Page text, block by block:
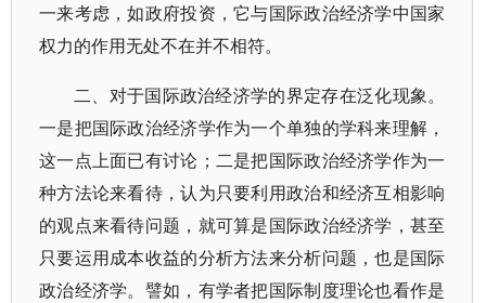
一来考虑，如政府投资，它与国际政治经济学中国家
权力的作用无处不在并不相符。
二、对于国际政治经济学的界定存在泛化现象。
一是把国际政治经济学作为一个单独的学科来理解，
这一点上面已有讨论；二是把国际政治经济学作为一
种方法论来看待，认为只要利用政治和经济互相影响
的观点来看待问题，就可算是国际政治经济学，甚至
只要运用成本收益的分析方法来分析问题，也是国际
政治经济学。譬如，有学者把国际制度理论也看作是